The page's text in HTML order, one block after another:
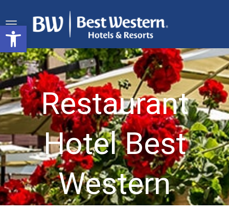
Werkzeugleiste öffnen
Restaurant
Hotel Best
Western